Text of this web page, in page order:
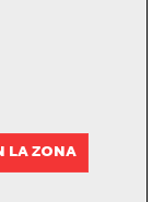
LA ZONA